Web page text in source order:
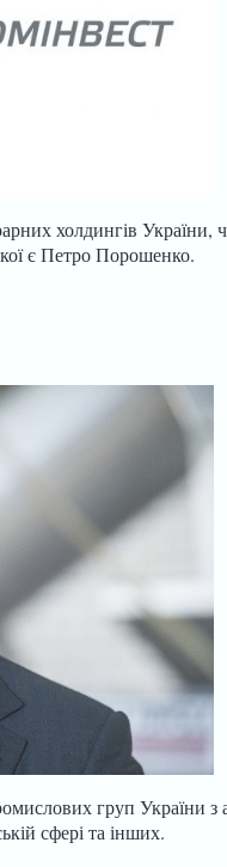
холдингів України,
є Петро Порошенко.
груп України з
сфері та інших.